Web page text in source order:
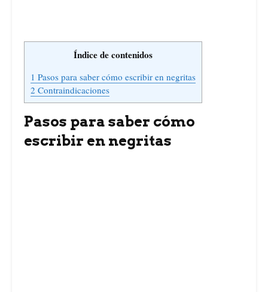
Índice de contenidos
1 Pasos para saber cómo escribir en negritas
2 Contraindicaciones
Pasos para saber cómo
escribir en negritas